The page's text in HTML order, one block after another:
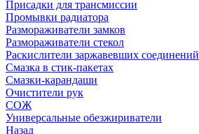
Присадки для трансмиссии
Промывки радиатора
Размораживатели замков
Размораживатели стекол
Раскислители заржавевших соединений
Смазка в стик-пакетах
Смазки-карандаши
Очистители рук
СОЖ
Универсальные обезжириватели
Назад